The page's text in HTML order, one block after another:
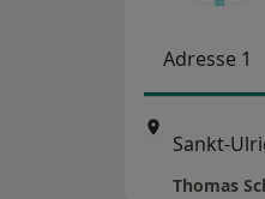
Adresse 1
Thomas